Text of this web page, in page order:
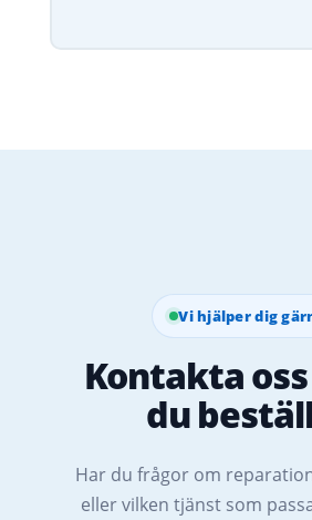
Vi hjälper dig
Kontakta
du
Har du frågor om
eller vilken tjänst som